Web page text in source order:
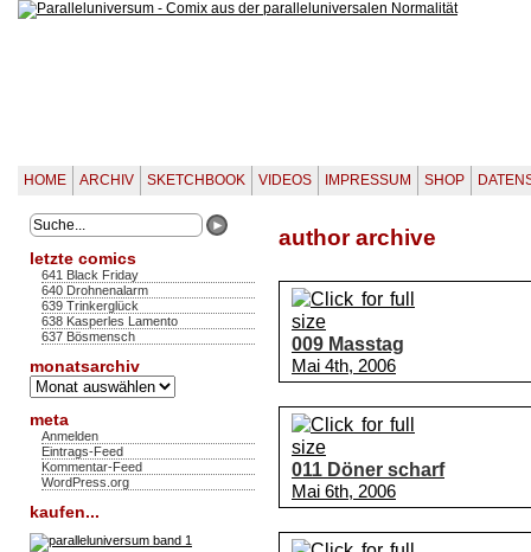
HOME ARCHIV SKETCHBOOK VIDEOS IMPRESSUM SHOP
letzte comics
641 Black Friday
640 Drohnenalarm
639 Trinkerglück
638 Kasperles Lamento
637 Bösmensch
monatsarchiv
Monatsarchiv
meta
Anmelden
Eintrags-Feed
Kommentar-Feed
WordPress.org
kaufen...
author archive
009 Masstag
Mai 4th, 2006
011 Döner scharf
Mai 6th, 2006